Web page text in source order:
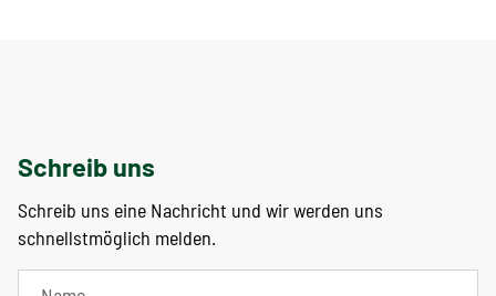
Schreib uns
Schreib uns eine Nachricht und wir werden uns
schnellstmöglich melden.